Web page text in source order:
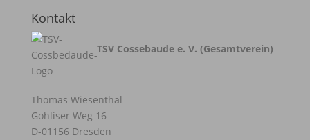
Kontakt
TSV Cossebaude e. V. (Gesamtverein)
Thomas Wiesenthal
Gohliser Weg 16
D-01156 Dresden